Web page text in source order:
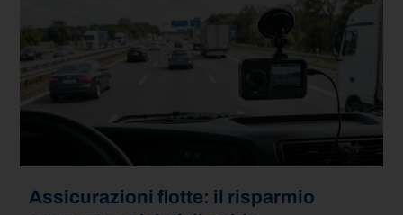
Assicurazioni flotte: il risparmio